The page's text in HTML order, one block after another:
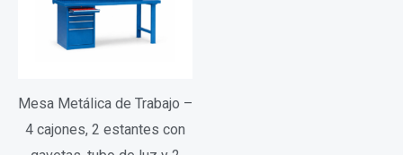
Mesa Metálica de Trabajo –
4 cajones, 2 estantes con